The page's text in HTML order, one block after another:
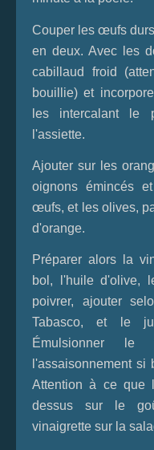
Couper les œufs
en deux. Avec les
cabillaud froid
bouillie) et
les intercalant le
l'assiette.
Ajouter sur les
oignons émincés
œufs, et les olives,
d'orange.
Préparer alors la
bol, l'huile d'olive,
poivrer, ajouter
Tabasco, et le
Émulsionner
l'assaisonnement si
Attention à ce que
dessus sur le
vinaigrette sur la